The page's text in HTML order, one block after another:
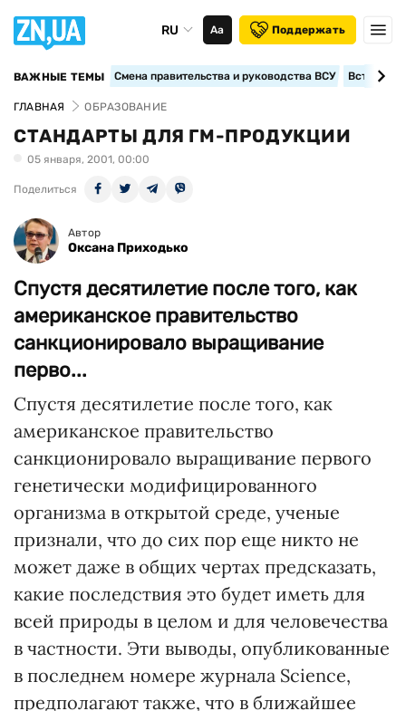
RU Аа Поддержать
ВАЖНЫЕ ТЕМЫ Смена правительства и руководства ВСУ
ГЛАВНАЯ ОБРАЗОВАНИЕ
СТАНДАРТЫ ДЛЯ ГМ-ПРОДУКЦИИ
05 января, 2001, 00:00
Поделиться
Автор
Оксана Приходько
Спустя десятилетие после того, как
американское правительство
санкционировало выращивание
перво...
Спустя десятилетие после того, как
американское правительство
санкционировало выращивание первого
генетически модифицированного
организма в открытой среде, ученые
признали, что до сих пор еще никто не
может даже в общих чертах предсказать,
какие последствия это будет иметь для
всей природы в целом и для человечества
в частности. Эти выводы, опубликованные
в последнем номере журнала Science,
предполагают также, что в ближайшее